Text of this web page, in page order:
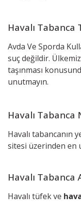
Havalı Tabanca
Avda Ve Sporda
suç değildir.
taşınması
unutmayın.
Havalı Tabanca
Havalı tabancanın
sitesi üzerinden en
Havalı Tabanca
Havalı tüfek ve